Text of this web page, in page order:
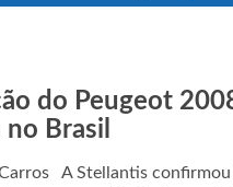
do Peugeot
Brasil
A Stellantis confirmou